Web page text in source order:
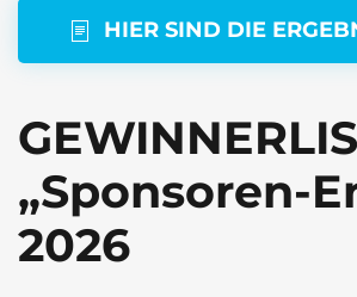
HIER SIND DIE
„Sponsoren-
2026